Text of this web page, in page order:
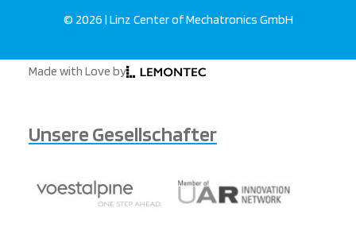
© 2026 | Linz Center of Mechatronics GmbH
Made with Love by
Unsere Gesellschafter